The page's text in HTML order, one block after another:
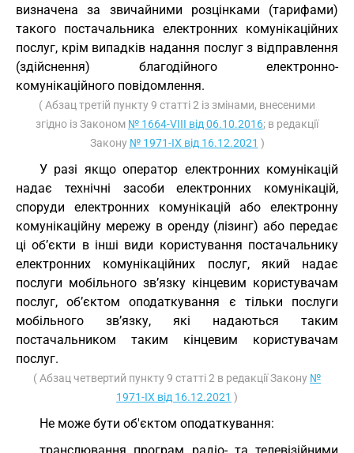
визначена за звичайними розцінками (тарифами)
такого постачальника електронних комунікаційних
послуг, крім випадків надання послуг з відправлення
(здійснення) благодійного електронно-
комунікаційного повідомлення.
( Абзац третій пункту 9 статті 2 із змінами, внесеними
згідно із Законом № 1664-VIII від 06.10.2016; в редакції
Закону № 1971-IX від 16.12.2021 )
У разі якщо оператор електронних комунікацій
надає технічні засоби електронних комунікацій,
споруди електронних комунікацій або електронну
комунікаційну мережу в оренду (лізинг) або передає
ці об’єкти в інші види користування постачальнику
електронних комунікаційних послуг, який надає
послуги мобільного зв’язку кінцевим користувачам
послуг, об’єктом оподаткування є тільки послуги
мобільного зв’язку, які надаються таким
постачальником таким кінцевим користувачам
послуг.
( Абзац четвертий пункту 9 статті 2 в редакції Закону №
1971-IX від 16.12.2021 )
Не може бути об'єктом оподаткування: